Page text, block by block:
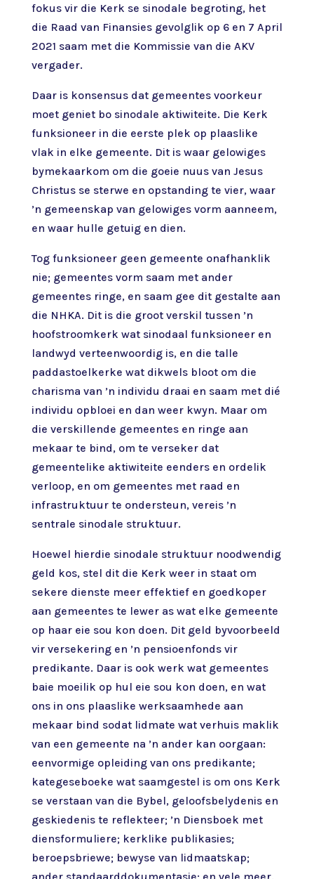
fokus vir die Kerk se sinodale begroting, het
die Raad van Finansies gevolglik op 6 en 7 April
2021 saam met die Kommissie van die AKV
vergader.
Daar is konsensus dat gemeentes voorkeur
moet geniet bo sinodale aktiwiteite. Die Kerk
funksioneer in die eerste plek op plaaslike
vlak in elke gemeente. Dit is waar gelowiges
bymekaarkom om die goeie nuus van Jesus
Christus se sterwe en opstanding te vier, waar
’n gemeenskap van gelowiges vorm aanneem,
en waar hulle getuig en dien.
Tog funksioneer geen gemeente onafhanklik
nie; gemeentes vorm saam met ander
gemeentes ringe, en saam gee dit gestalte aan
die NHKA. Dit is die groot verskil tussen ’n
hoofstroomkerk wat sinodaal funksioneer en
landwyd verteenwoordig is, en die talle
paddastoelkerke wat dikwels bloot om die
charisma van ’n individu draai en saam met dié
individu opbloei en dan weer kwyn. Maar om
die verskillende gemeentes en ringe aan
mekaar te bind, om te verseker dat
gemeentelike aktiwiteite eenders en ordelik
verloop, en om gemeentes met raad en
infrastruktuur te ondersteun, vereis ’n
sentrale sinodale struktuur.
Hoewel hierdie sinodale struktuur noodwendig
geld kos, stel dit die Kerk weer in staat om
sekere dienste meer effektief en goedkoper
aan gemeentes te lewer as wat elke gemeente
op haar eie sou kon doen. Dit geld byvoorbeeld
vir versekering en ’n pensioenfonds vir
predikante. Daar is ook werk wat gemeentes
baie moeilik op hul eie sou kon doen, en wat
ons in ons plaaslike werksaamhede aan
mekaar bind sodat lidmate wat verhuis maklik
van een gemeente na ’n ander kan oorgaan:
eenvormige opleiding van ons predikante;
kategeseboeke wat saamgestel is om ons Kerk
se verstaan van die Bybel, geloofsbelydenis en
geskiedenis te reflekteer; ’n Diensboek met
diensformuliere; kerklike publikasies;
beroepsbriewe; bewyse van lidmaatskap;